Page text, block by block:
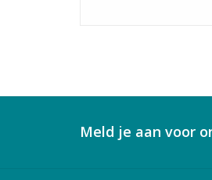
Meld je aan voor